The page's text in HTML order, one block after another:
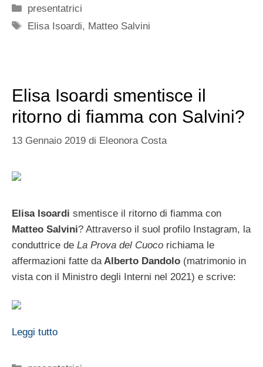
Categorie
presentatrici
Tag
Elisa Isoardi, Matteo Salvini
Elisa Isoardi smentisce il
ritorno di fiamma con Salvini?
13 Gennaio 2019 di Eleonora Costa
Elisa Isoardi smentisce il ritorno di fiamma con
Matteo Salvini? Attraverso il suol profilo Instagram, la
conduttrice de La Prova del Cuoco richiama le
affermazioni fatte daAlberto Dandolo (matrimonio in
vista con il Ministro degli Interni nel 2021) e scrive:
Leggi tutto